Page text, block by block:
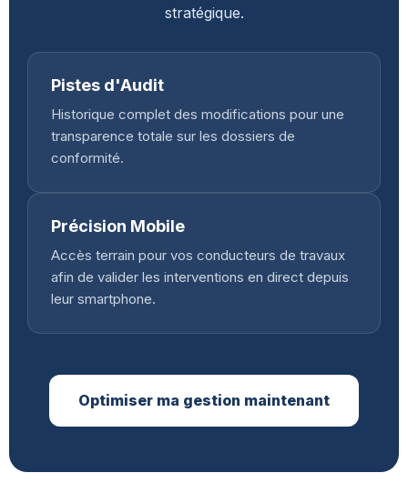
stratégique.
Pistes d'Audit
Historique complet des modifications pour une
transparence totale sur les dossiers de
conformité.
Précision Mobile
Accès terrain pour vos conducteurs de travaux
afin de valider les interventions en direct depuis
leur smartphone.
Optimiser ma gestion maintenant